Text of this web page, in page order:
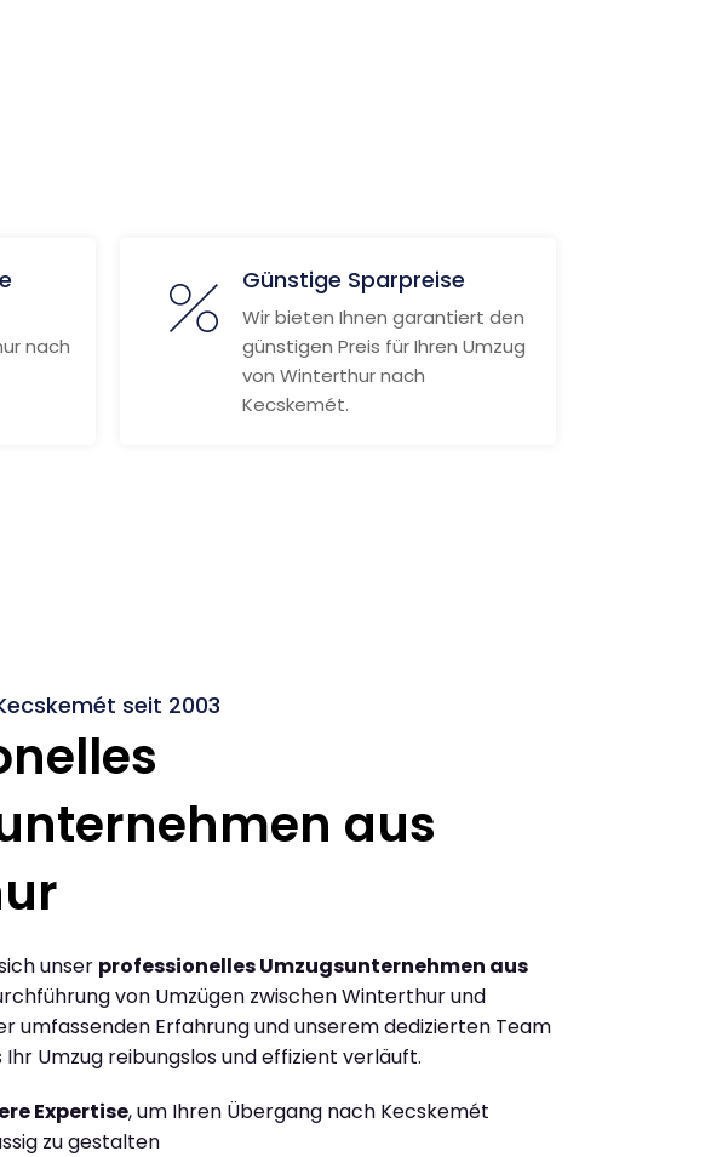
nach
Günstige Sparpreise
Wir bieten Ihnen garantiert den
günstigen Preis für Ihren Umzug
von Winterthur nach
Kecskemét.
seit 2003
aus
unser professionelles Umzugsunternehmen aus
von Umzügen zwischen Winterthur und
umfassenden Erfahrung und unserem dedizierten Team
Umzug reibungslos und effizient verläuft.
Expertise, um Ihren Übergang nach Kecskemét
zu gestalten